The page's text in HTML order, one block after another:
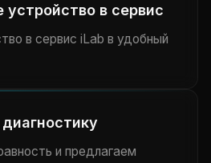
устройство в сервис
в сервис iLab в удобный
и предлагаем